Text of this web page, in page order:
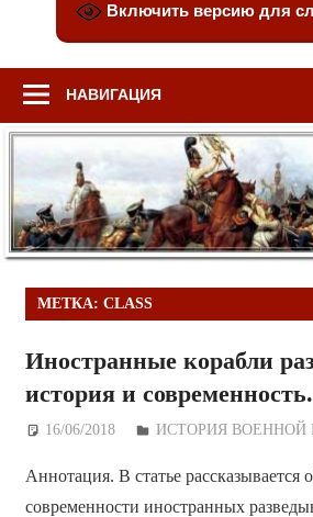
Включить версию для
НАВИГАЦИЯ
МЕТКА: CLASS
Иностранные корабли
история и современность.
16/06/2018 Дежурный по Редакции
ИСТОРИЯ ВОЕННОЙ
Аннотация. В статье рассказывается
современности иностранных